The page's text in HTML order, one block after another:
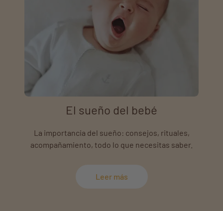
El sueño del bebé
La importancia del sueño: consejos, rituales,
acompañamiento, todo lo que necesitas saber.
Leer más